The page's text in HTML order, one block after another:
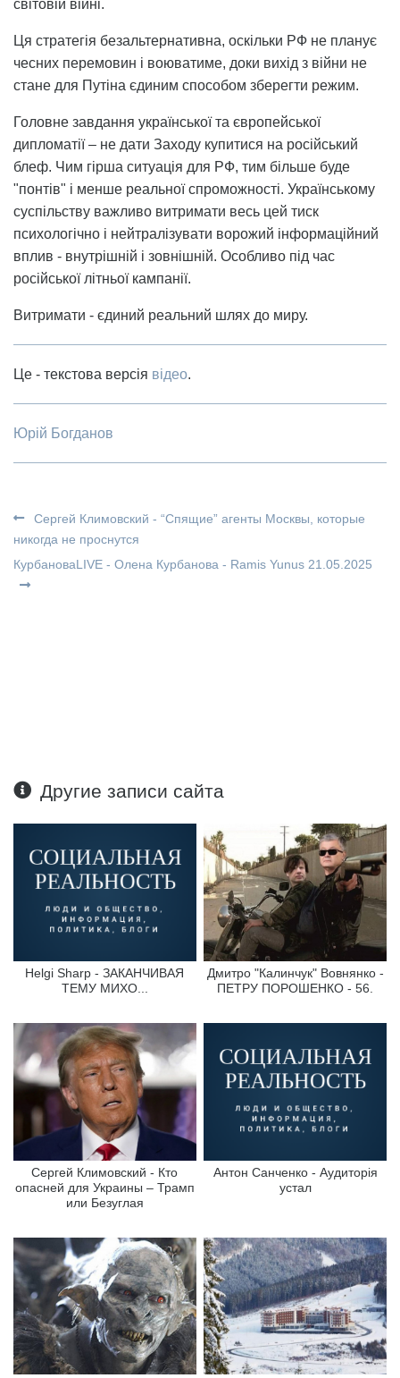
світовій війні.
Ця стратегія безальтернативна, оскільки РФ не планує
чесних перемовин і воюватиме, доки вихід з війни не
стане для Путіна єдиним способом зберегти режим.
Головне завдання української та європейської
дипломатії – не дати Заходу купитися на російський
блеф. Чим гірша ситуація для РФ, тим більше буде
"понтів" і менше реальної спроможності. Українському
суспільству важливо витримати весь цей тиск
психологічно і нейтралізувати ворожий інформаційний
вплив - внутрішній і зовнішній. Особливо під час
російської літньої кампанії.
Витримати - єдиний реальний шлях до миру.
Це - текстова версія відео.
Юрій Богданов
Сергей Климовский - “Спящие” агенты Москвы, которые
никогда не проснутся
КурбановаLIVE - Олена Курбанова - Ramis Yunus 21.05.2025
Другие записи сайта
Helgi Sharp - ЗАКАНЧИВАЯ
ТЕМУ МИХО...
Дмитро "Калинчук" Вовнянко -
ПЕТРУ ПОРОШЕНКО - 56.
Сергей Климовский - Кто
опасней для Украины – Трамп
или Безуглая
Антон Санченко - Аудиторія
устал